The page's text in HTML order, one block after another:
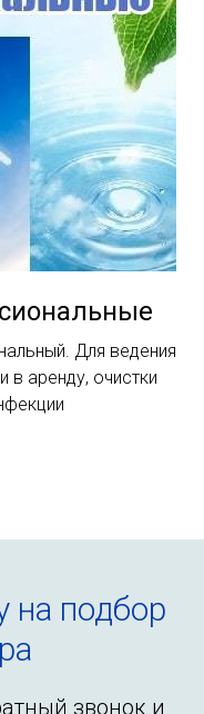
Для ведения
в аренду, очистки
на подбор
звонок и